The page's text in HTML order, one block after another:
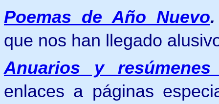
Poemas de Año Nuevo
que nos han llegado
Anuarios y
enlaces a páginas